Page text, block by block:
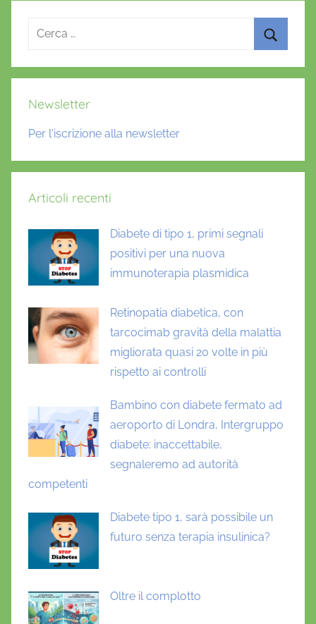
Ricerca
Newsletter
Per l'iscrizione alla newsletter
Articoli recenti
Diabete di tipo 1, primi segnali
positivi per una nuova
immunoterapia plasmidica
Retinopatia diabetica, con
tarcocimab gravità della malattia
migliorata quasi 20 volte in più
rispetto ai controlli
Bambino con diabete fermato ad
aeroporto di Londra, Intergruppo
diabete: inaccettabile,
segnaleremo ad autorità
competenti
Diabete tipo 1, sarà possibile un
futuro senza terapia insulinica?
Oltre il complotto